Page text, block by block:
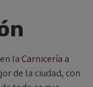
la Carnicería a
de la ciudad, con